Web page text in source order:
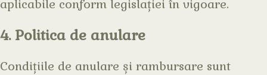
aplicabile conform legislației în vigoare.
4. Politica de anulare
Condițiile de anulare și rambursare sunt